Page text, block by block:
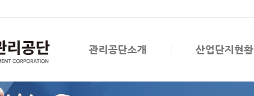
관리공단소개 산업단지현황